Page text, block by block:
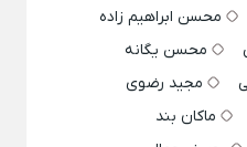
محسن ابراهیم زاده
محسن یگانه
مجید رضوی
ماکان بند